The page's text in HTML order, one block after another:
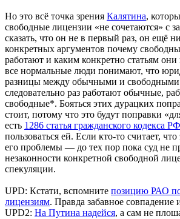
Но это всё точка зрения Калятина,
свободные лицензии «не сочетаются» с
сказать, что он не в первый раз, он ещё
конкретных аргументов почему
работают и каким конкретно статьям
все нормальные люди понимают, что
разницы между обычными и свободными
следовательно раз работают обычные,
свободные*. Бояться этих дурацких
стоит, потому что это будут поправки
есть 1286 статья гражданского кодекса РФ
пользоваться ей. Если кто-то считает,
его проблемы — до тех пор пока суд не
незаконности конкретной свободной
спекуляции.
UPD: Кстати, вспомните позицию РАО
лицензиям. Правда забавное совпадение
UPD2: На Путина надейся, а сам не